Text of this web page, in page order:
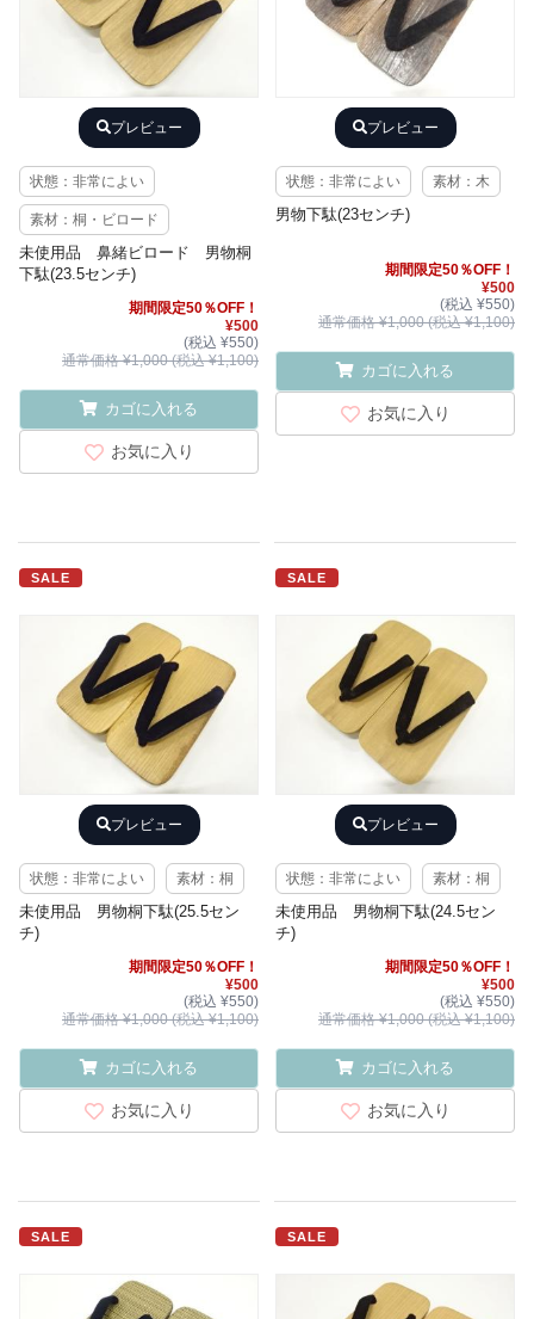
プレビュー
状態：非常によい
素材：桐・ビロード
未使用品 鼻緒ビロード 男物桐
下駄(23.5センチ)
期間限定50％OFF！
¥500
(税込 ¥550)
通常価格 ¥1,000 (税込 ¥1,100)
カゴに入れる
お気に入り
プレビュー
状態：非常によい 素材：木
男物下駄(23センチ)
期間限定50％OFF！
¥500
(税込 ¥550)
通常価格 ¥1,000 (税込 ¥1,100)
カゴに入れる
お気に入り
SALE
プレビュー
状態：非常によい 素材：桐
未使用品 男物桐下駄(25.5セン
チ)
期間限定50％OFF！
¥500
(税込 ¥550)
通常価格 ¥1,000 (税込 ¥1,100)
カゴに入れる
お気に入り
SALE
プレビュー
状態：非常によい 素材：桐
未使用品 男物桐下駄(24.5セン
チ)
期間限定50％OFF！
¥500
(税込 ¥550)
通常価格 ¥1,000 (税込 ¥1,100)
カゴに入れる
お気に入り
SALE SALE